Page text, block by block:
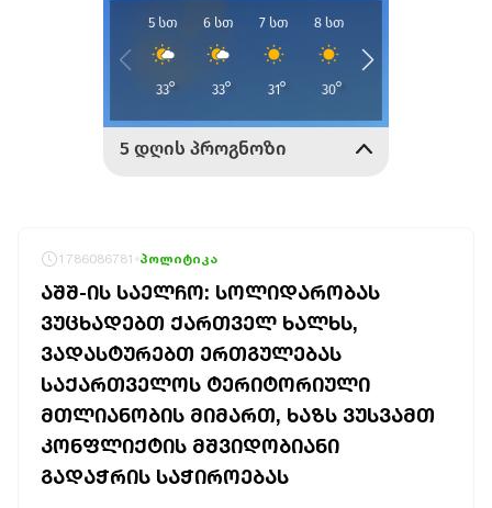
1786086781 პოლიტიკა
ᲐᲨᲨ-ᲘᲡ ᲡᲐᲔᲚᲩᲝ: ᲡᲝᲚᲘᲓᲐᲠᲝᲑᲐᲡ
ᲕᲣᲪᲮᲐᲓᲔᲑᲗ ᲥᲐᲠᲗᲕᲔᲚ ᲮᲐᲚᲮᲡ,
ᲕᲐᲓᲐᲡᲢᲣᲠᲔᲑᲗ ᲔᲠᲗᲒᲣᲚᲔᲑᲐᲡ
ᲡᲐᲥᲐᲠᲗᲕᲔᲚᲝᲡ ᲢᲔᲠᲘᲢᲝᲠᲘᲣᲚᲘ
ᲛᲗᲚᲘᲐᲜᲝᲑᲘᲡ ᲛᲘᲛᲐᲠᲗ, ᲮᲐᲖᲡ ᲕᲣᲡᲕᲐᲛᲗ
ᲙᲝᲜᲤᲚᲘᲥᲢᲘᲡ ᲛᲨᲕᲘᲓᲝᲑᲘᲐᲜᲘ
ᲒᲐᲓᲐᲭᲠᲘᲡ ᲡᲐᲭᲘᲠᲝᲔᲑᲐᲡ